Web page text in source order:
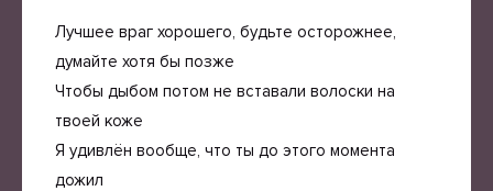
Лучшее враг хорошего, будьте осторожнее,
думайте хотя бы позже
Чтобы дыбом потом не вставали волоски на
твоей коже
Я удивлён вообще, что ты до этого момента
дожил